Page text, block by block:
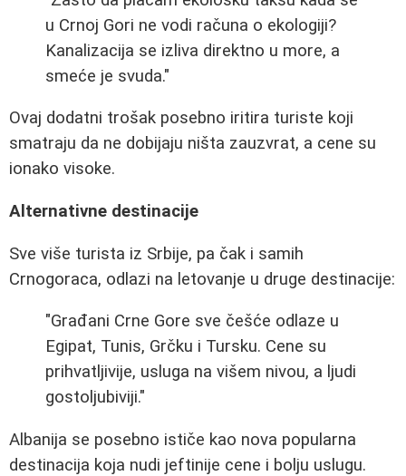
u Crnoj Gori ne vodi računa o ekologiji?
Kanalizacija se izliva direktno u more, a
smeće je svuda."
Ovaj dodatni trošak posebno iritira turiste koji
smatraju da ne dobijaju ništa zauzvrat, a cene su
ionako visoke.
Alternativne destinacije
Sve više turista iz Srbije, pa čak i samih
Crnogoraca, odlazi na letovanje u druge destinacije:
"Građani Crne Gore sve češće odlaze u
Egipat, Tunis, Grčku i Tursku. Cene su
prihvatljivije, usluga na višem nivou, a ljudi
gostoljubiviji."
Albanija se posebno ističe kao nova popularna
destinacija koja nudi jeftinije cene i bolju uslugu.